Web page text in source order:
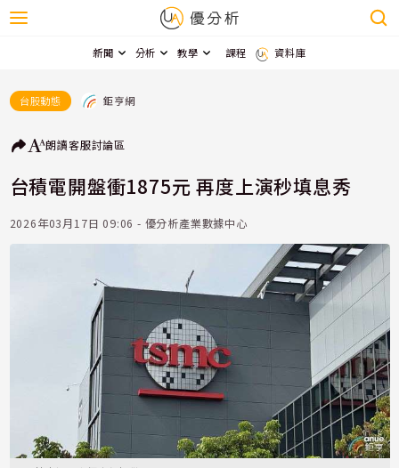
新聞 分析 教學 課程 資料庫
台股動態 鉅亨網
朗讀客服討論區
台積電開盤衝1875元 再度上演秒填息秀
2026年03月17日 09:06 - 優分析產業數據中心